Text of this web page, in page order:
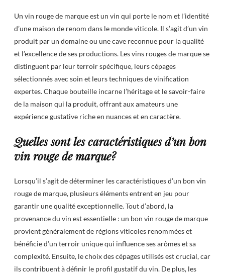
Un vin rouge de marque est un vin qui porte le nom et l’identité
d’une maison de renom dans le monde viticole. Il s’agit d’un vin
produit par un domaine ou une cave reconnue pour la qualité
et l’excellence de ses productions. Les vins rouges de marque se
distinguent par leur terroir spécifique, leurs cépages
sélectionnés avec soin et leurs techniques de vinification
expertes. Chaque bouteille incarne l’héritage et le savoir-faire
de la maison qui la produit, offrant aux amateurs une
expérience gustative riche en nuances et en caractère.
Quelles sont les caractéristiques d’un bon
vin rouge de marque?
Lorsqu’il s’agit de déterminer les caractéristiques d’un bon vin
rouge de marque, plusieurs éléments entrent en jeu pour
garantir une qualité exceptionnelle. Tout d’abord, la
provenance du vin est essentielle : un bon vin rouge de marque
provient généralement de régions viticoles renommées et
bénéficie d’un terroir unique qui influence ses arômes et sa
complexité. Ensuite, le choix des cépages utilisés est crucial, car
ils contribuent à définir le profil gustatif du vin. De plus, les